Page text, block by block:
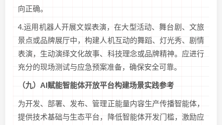
向正确。
4.运用机器人开展文娱表演，在大型活动、舞台剧、文旅
景点或品牌展厅中，构建人机互动的舞蹈、灯光秀、剧情
表演，生动演绎文化故事、科技理念或品牌精神。应进行
充分的现场测试与应急预案准备，确保安全可靠。
（九） AI赋能智能体开放平台构建场景实践参考
为开发、部署、发布、管理正能量内容生产传播智能体，
提供技术基础与生态平台，降低智能体开发门槛，激励应